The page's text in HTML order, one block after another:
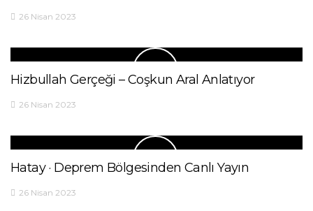
26 Nisan 2023
Hizbullah Gerçeği – Coşkun Aral Anlatıyor
26 Nisan 2023
Hatay · Deprem Bölgesinden Canlı Yayın
26 Nisan 2023